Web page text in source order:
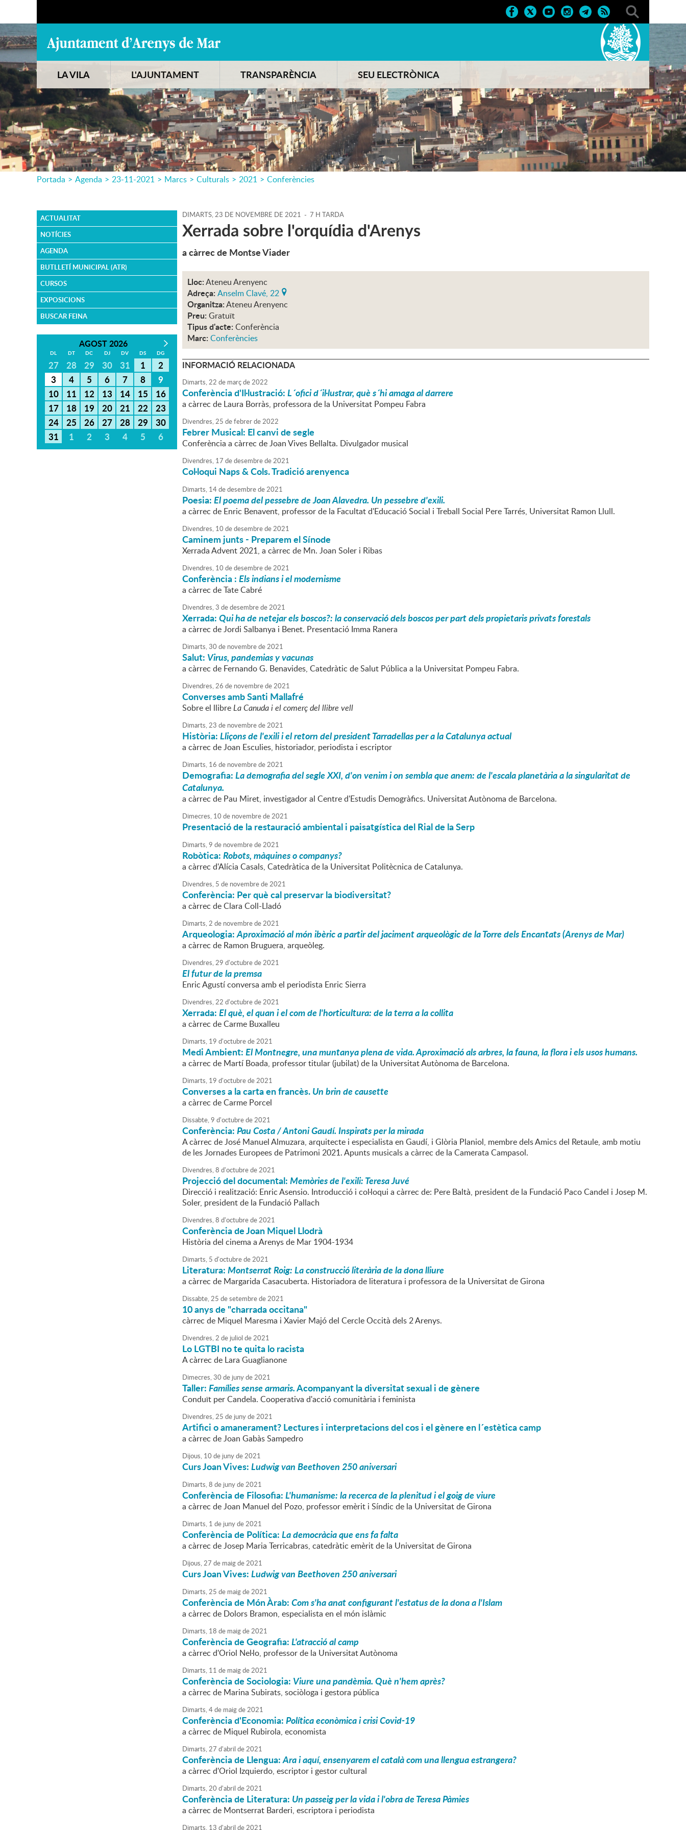
LA VILA L'AJUNTAMENT TRANSPARÈNCIA SEU ELECTRÒNICA
Portada > Agenda > 23-11-2021 > Marcs > Culturals > 2021 > Conferències
ACTUALITAT
NOTÍCIES
AGENDA
BUTLLETÍ MUNICIPAL (ATR)
CURSOS
EXPOSICIONS
BUSCAR FEINA
AGOST 2026
DL DT DC DJ DV DS DG
27 28 29 30 31 1
2
3
4 5 6 7 8
9
10
11 12 13 14 15
16
17
18 19 20 21 22
23
24
25 26 27 28 29
30
31
1 2 3 4 5 6
DIMARTS,23 DE NOVEMBRE DE 2021 - 7 H TARDA
Xerrada sobre l'orquídia d'Arenys
a càrrec de Montse Viader
Lloc:Ateneu Arenyenc
Adreça: Anselm Clavé, 22
Organitza:Ateneu Arenyenc
Preu: Gratuït
Tipus d'acte: Conferència
Marc: Conferències
INFORMACIÓ RELACIONADA
Dimarts,22 de marçde2022
Conferència d'Il·lustració:L´ofici d´il·lustrar, què s´hi amaga al darrere
a càrrec de Laura Borràs, professora de la Universitat Pompeu Fabra
Divendres,25 defebrerde2022
Febrer Musical: El canvi de segle
Conferència a càrrec de Joan Vives Bellalta. Divulgador musical
Divendres, 17 dedesembrede2021
Col·loqui Naps & Cols. Tradició arenyenca
Dimarts, 14dedesembrede2021
Poesia:El poema del pessebre de Joan Alavedra. Un pessebre d'exili.
a càrrec de Enric Benavent, professor de la Facultat d'Educació Social i Treball Social Pere Tarrés, Universitat Ramon Llull.
Divendres, 10 dedesembrede2021
Caminem junts - Preparem el Sínode
Xerrada Advent 2021, a càrrec de Mn. Joan Soler i Ribas
Divendres, 10 dedesembrede2021
Conferència :Els indians i el modernisme
a càrrec de Tate Cabré
Divendres,3 dedesembrede2021
Xerrada:Qui ha de netejar els boscos?: la conservació dels boscos per part dels propietaris privats forestals
a càrrec de Jordi Salbanya i Benet. Presentació Imma Ranera
Dimarts,30 de novembrede2021
Salut: Virus, pandemias y vacunas
a càrrec de Fernando G. Benavides, Catedràtic de Salut Pública a la Universitat Pompeu Fabra.
Divendres,26 de novembrede2021
Converses amb Santi Mallafré
Sobre el llibreLa Canuda i el comerç del llibre vell
Dimarts,23 de novembrede2021
Història:Lliçons de l'exili i el retorn del president Tarradellas per a la Catalunya actual
a càrrec de Joan Esculies, historiador, periodista i escriptor
Dimarts, 16 de novembrede2021
Demografia:La demografia del segle XXI, d'on venim i on sembla que anem: de l'escala planetària a la singularitat de
Catalunya.
a càrrec de Pau Miret, investigador al Centre d'Estudis Demogràfics. Universitat Autònoma de Barcelona.
Dimecres, 10 de novembrede2021
Presentació de la restauració ambiental i paisatgística del Rial de la Serp
Dimarts,9 de novembrede2021
Robòtica:Robots, màquines o companys?
a càrrec d'Alícia Casals, Catedràtica de la Universitat Politècnica de Catalunya.
Divendres, 5 de novembrede2021
Conferència: Per què cal preservar la biodiversitat?
a càrrec de Clara Coll-Lladó
Dimarts,2 de novembrede2021
Arqueologia:Aproximació al món ibèric a partir del jaciment arqueològic de la Torre dels Encantats (Arenys de Mar)
a càrrec de Ramon Bruguera, arqueòleg.
Divendres,29 d'octubrede2021
El futur de la premsa
Enric Agustí conversa amb el periodista Enric Sierra
Divendres,22 d'octubrede2021
Xerrada:El què, el quan i el com de l'horticultura: de la terra a la collita
a càrrec de Carme Buxalleu
Dimarts, 19 d'octubrede2021
Medi Ambient:El Montnegre, una muntanya plena de vida. Aproximació als arbres, la fauna, la flora i els usos humans.
a càrrec de Martí Boada, professor titular (jubilat) de la Universitat Autònoma de Barcelona.
Dimarts, 19 d'octubrede2021
Converses a la carta en francès.Un brin de causette
a càrrec de Carme Porcel
Dissabte,9 d'octubrede2021
Conferència:Pau Costa / Antoni Gaudí. Inspirats per la mirada
A càrrec de José Manuel Almuzara, arquitecte i especialista en Gaudí, i Glòria Planiol, membre dels Amics del Retaule, amb motiu
de les Jornades Europees de Patrimoni 2021. Apunts musicals a càrrec de la Camerata Campasol.
Divendres,8 d'octubrede2021
Projecció del documental:Memòries de l'exili: Teresa Juvé
Direcció i realització: Enric Asensio. Introducció i col·loqui a càrrec de: Pere Baltà, president de la Fundació Paco Candel i Josep M.
Soler, president de la Fundació Pallach
Divendres,8 d'octubrede2021
Conferència de Joan Miquel Llodrà
Història del cinema a Arenys de Mar 1904-1934
Dimarts, 5 d'octubrede2021
Literatura:Montserrat Roig: La construcció literària de la dona lliure
a càrrec de Margarida Casacuberta. Historiadora de literatura i professora de la Universitat de Girona
Dissabte,25 desetembrede2021
10 anys de "charrada occitana"
càrrec de Miquel Maresma i Xavier Majó del Cercle Occità dels 2 Arenys.
Divendres,2 de juliol de2021
Lo LGTBI no te quita lo racista
A càrrec de Lara Guaglianone
Dimecres,30 de junyde2021
Taller:Famílies sense armaris.Acompanyant la diversitat sexual i de gènere
Conduït per Candela. Cooperativa d'acció comunitària i feminista
Divendres,25 de junyde2021
Artifici o amanerament? Lectures i interpretacions del cos i el gènere en l´estètica camp
a càrrec de Joan Gabàs Sampedro
Dijous, 10 de junyde2021
Curs Joan Vives:Ludwig van Beethoven 250 aniversari
Dimarts,8 de junyde2021
Conferència de Filosofia:L'humanisme: la recerca de la plenitud i el goig de viure
a càrrec de Joan Manuel del Pozo, professor emèrit i Síndic de la Universitat de Girona
Dimarts, 1 de junyde2021
Conferència de Política:La democràcia que ens fa falta
a càrrec de Josep Maria Terricabras, catedràtic emèrit de la Universitat de Girona
Dijous,27 de maigde2021
Curs Joan Vives:Ludwig van Beethoven 250 aniversari
Dimarts,25 de maigde2021
Conferència de Món Àrab:Com s'ha anat configurant l'estatus de la dona a l'Islam
a càrrec de Dolors Bramon, especialista en el món islàmic
Dimarts, 18 de maigde2021
Conferència de Geografia:L'atracció al camp
a càrrec d'Oriol Nel·lo, professor de la Universitat Autònoma
Dimarts, 11 de maigde2021
Conferència de Sociologia: Viure una pandèmia. Què n'hem après?
a càrrec de Marina Subirats, sociòloga i gestora pública
Dimarts,4de maigde2021
Conferència d'Economia:Política econòmica i crisi Covid-19
a càrrec de Miquel Rubirola, economista
Dimarts,27 d'abril de2021
Conferència de Llengua:Ara i aquí, ensenyarem el català com una llengua estrangera?
a càrrec d'Oriol Izquierdo, escriptor i gestor cultural
Dimarts,20 d'abril de2021
Conferència de Literatura: Un passeig per la vida i l'obra de Teresa Pàmies
a càrrec de Montserrat Barderi, escriptora i periodista
Dimarts, 13 d'abril de2021